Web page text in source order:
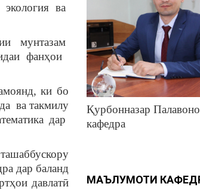
экология ва
мунтазам
фанҳои
ки бо
ва такмилу
дар
дар баланд
давлатӣ
Қурбонназар
кафедра
МАЪЛУМОТИ